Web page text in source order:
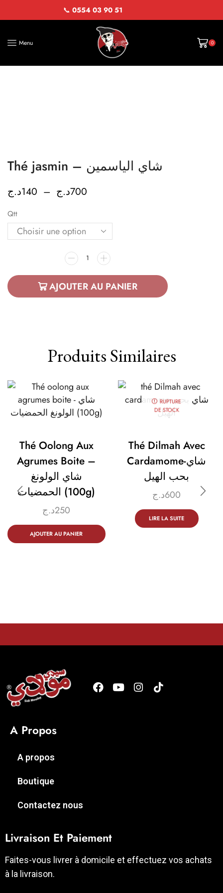
📞 0554 03 90 51
Menu 0
Thé jasmin – شاي الياسمين
140د.ج – 700د.ج
Qtt
AJOUTER AU PANIER
Produits Similaires
Thé Oolong Aux
Agrumes Boite –
شاي الولونغ
الحمضيات (100g)
250د.ج
AJOUTER AU PANIER
RUPTURE
DE STOCK
Thé Dilmah Avec
Cardamome-شاي
بحب الهيل
600د.ج
LIRE LA SUITE
A Propos
A propos
Boutique
Contactez nous
Livraison Et Paiement
Faites-vous livrer à domicile et effectuez vos achats
à la livraison.